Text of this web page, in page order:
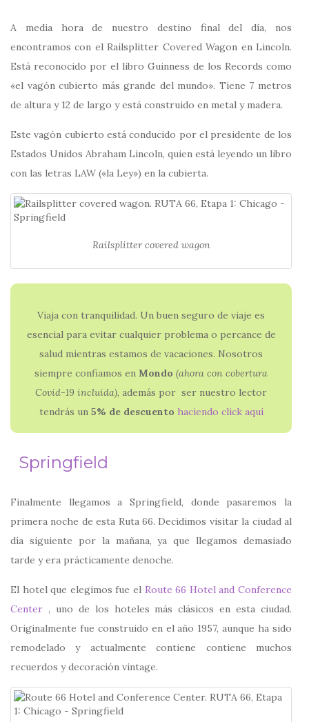
A media hora de nuestro destino final del día, nos
encontramos con el Railsplitter Covered Wagon en Lincoln.
Está reconocido por el libro Guinness de los Records como
«el vagón cubierto más grande del mundo». Tiene 7 metros
de altura y 12 de largo y está construido en metal y madera.
Este vagón cubierto está conducido por el presidente de los
Estados Unidos Abraham Lincoln, quien está leyendo un libro
con las letras LAW («la Ley») en la cubierta.
Railsplitter covered wagon
Viaja con tranquilidad. Un buen seguro de viaje es
esencial para evitar cualquier problema o percance de
salud mientras estamos de vacaciones. Nosotros
siempre confiamos en Mondo (ahora con cobertura
Covid-19 incluida), además por ser nuestro lector
tendrás un 5% de descuento haciendo click aquí
Springfield
Finalmente llegamos a Springfield, donde pasaremos la
primera noche de esta Ruta 66. Decidimos visitar la ciudad al
día siguiente por la mañana, ya que llegamos demasiado
tarde y era prácticamente denoche.
El hotel que elegimos fue el Route 66 Hotel and Conference
Center , uno de los hoteles más clásicos en esta ciudad.
Originalmente fue construido en el año 1957, aunque ha sido
remodelado y actualmente contiene contiene muchos
recuerdos y decoración vintage.